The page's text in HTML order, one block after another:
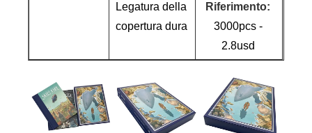
Legatura della
copertura dura
Riferimento:
3000pcs -
2.8usd